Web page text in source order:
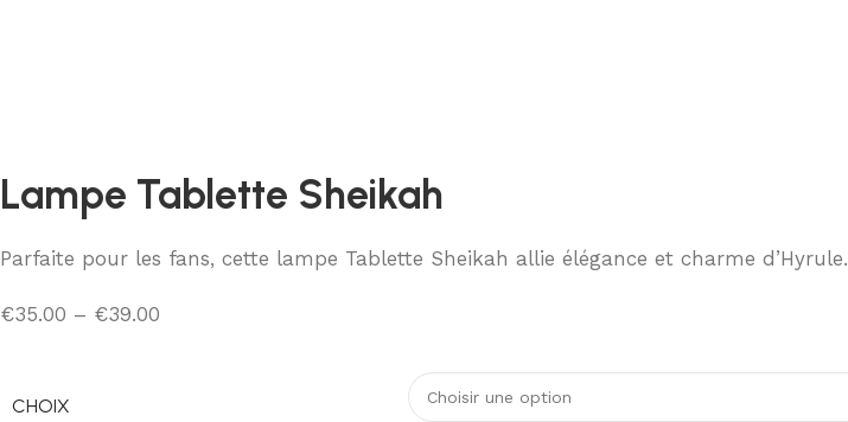
Lampe Tablette Sheikah
Parfaite pour les fans, cette lampe Tablette Sheikah allie élégance et charme d’Hyrule.
€35.00 – €39.00
CHOIX